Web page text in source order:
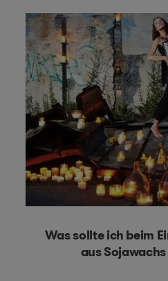
Was sollte ich beim
aus